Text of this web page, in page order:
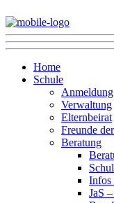
Home
Schule
Anmeldung
Verwaltung
Elternbeirat
Freunde
Beratung
Infos
JaS